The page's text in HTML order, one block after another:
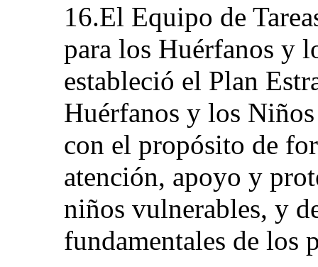
16.El Equipo de
para los Huérfanos y
estableció el Plan
Huérfanos y los
con el propósito de
atención, apoyo y
niños vulnerables, y
fundamentales de los